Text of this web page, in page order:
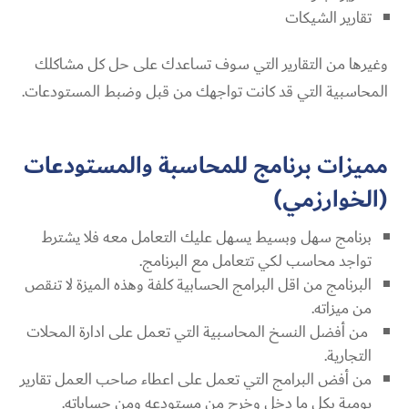
تقارير الشيكات
وغيرها من التقارير التي سوف تساعدك على حل كل مشاكلك
المحاسبية التي قد كانت تواجهك من قبل وضبط المستودعات.
مميزات برنامج للمحاسبة والمستودعات
(الخوارزمي)
برنامج سهل وبسيط يسهل عليك التعامل معه فلا يشترط
تواجد محاسب لكي تتعامل مع البرنامج.
البرنامج من اقل البرامج الحسابية كلفة وهذه الميزة لا تنقص
من ميزاته.
من أفضل النسخ المحاسبية التي تعمل على ادارة المحلات
التجارية.
من أفض البرامج التي تعمل على اعطاء صاحب العمل تقارير
يومية بكل ما دخل وخرج من مستودعه ومن حساباته.